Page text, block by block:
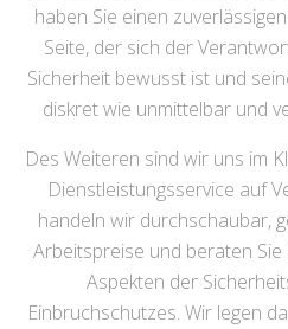
haben Sie einen
Seite, der sich der
Sicherheit bewusst ist und
diskret wie unmittelbar und
Des Weiteren sind wir uns im
Dienstleistungsservice auf
handeln wir durchschaubar,
Arbeitspreise und beraten Sie
Aspekten der
Einbruchschutzes. Wir legen